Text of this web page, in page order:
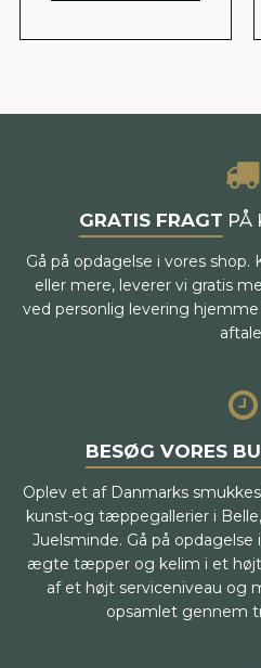
GRATIS FRAGT PÅ
Gå på opdagelse i vores shop.
eller mere, leverer vi gratis
ved personlig levering
BESØG VORES
Oplev et af Danmarks
kunst-og tæppegallerier i
Juelsminde. Gå på
ægte tæpper og kelim i et
af et højt serviceniveau og
opsamlet gennem